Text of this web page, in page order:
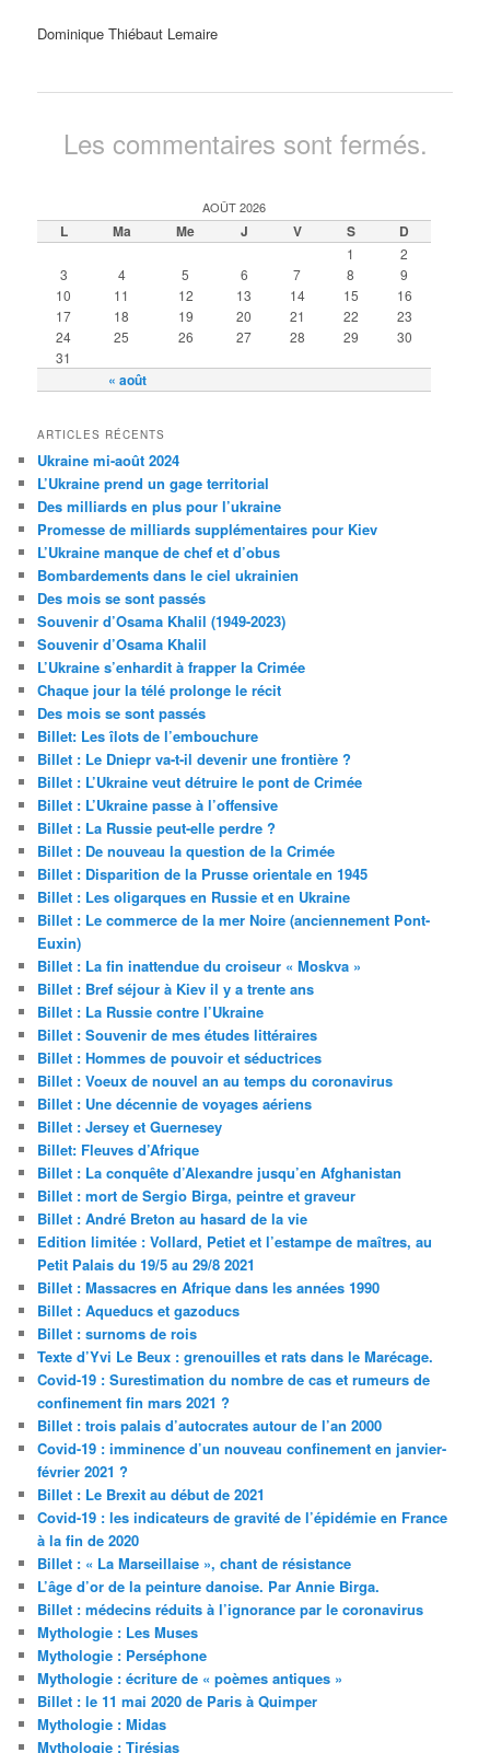
Dominique Thiébaut Lemaire
Les commentaires sont fermés.
AOÛT 2026
L Ma Me J V S D
« août
1
2
3
4 5 6 7 8
9
10
11 12 13 14 15
16
17
18 19 20 21 22
23
24
25 26 27 28 29
30
31
ARTICLES RÉCENTS
Ukraine mi-août 2024
L’Ukraine prend un gage territorial
Des milliards en plus pour l’ukraine
Promesse de milliards supplémentaires pour Kiev
L’Ukraine manque de chef et d’obus
Bombardements dans le ciel ukrainien
Des mois se sont passés
Souvenir d’Osama Khalil (1949-2023)
Souvenir d’Osama Khalil
L’Ukraine s’enhardit à frapper la Crimée
Chaque jour la télé prolonge le récit
Des mois se sont passés
Billet: Les îlots de l’embouchure
Billet : Le Dniepr va-t-il devenir une frontière ?
Billet : L’Ukraine veut détruire le pont de Crimée
Billet : L’Ukraine passe à l’offensive
Billet : La Russie peut-elle perdre ?
Billet : De nouveau la question de la Crimée
Billet : Disparition de la Prusse orientale en 1945
Billet : Les oligarques en Russie et en Ukraine
Billet : Le commerce de la mer Noire (anciennement Pont-
Euxin)
Billet : La fin inattendue du croiseur « Moskva »
Billet : Bref séjour à Kiev il y a trente ans
Billet : La Russie contre l’Ukraine
Billet : Souvenir de mes études littéraires
Billet : Hommes de pouvoir et séductrices
Billet : Voeux de nouvel an au temps du coronavirus
Billet : Une décennie de voyages aériens
Billet : Jersey et Guernesey
Billet: Fleuves d’Afrique
Billet : La conquête d’Alexandre jusqu’en Afghanistan
Billet : mort de Sergio Birga, peintre et graveur
Billet : André Breton au hasard de la vie
Edition limitée : Vollard, Petiet et l’estampe de maîtres, au
Petit Palais du 19/5 au 29/8 2021
Billet : Massacres en Afrique dans les années 1990
Billet : Aqueducs et gazoducs
Billet : surnoms de rois
Texte d’Yvi Le Beux : grenouilles et rats dans le Marécage.
Covid-19 : Surestimation du nombre de cas et rumeurs de
confinement fin mars 2021 ?
Billet : trois palais d’autocrates autour de l’an 2000
Covid-19 : imminence d’un nouveau confinement en janvier-
février 2021 ?
Billet : Le Brexit au début de 2021
Covid-19 : les indicateurs de gravité de l’épidémie en France
à la fin de 2020
Billet : « La Marseillaise », chant de résistance
L’âge d’or de la peinture danoise. Par Annie Birga.
Billet : médecins réduits à l’ignorance par le coronavirus
Mythologie : Les Muses
Mythologie : Perséphone
Mythologie : écriture de « poèmes antiques »
Billet : le 11 mai 2020 de Paris à Quimper
Mythologie : Midas
Mythologie : Tirésias